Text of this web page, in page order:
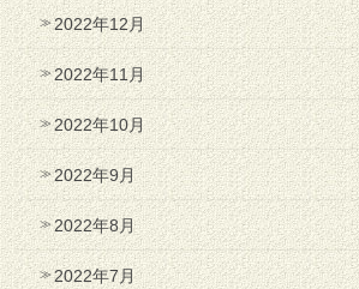
2022年12月
2022年11月
2022年10月
2022年9月
2022年8月
2022年7月